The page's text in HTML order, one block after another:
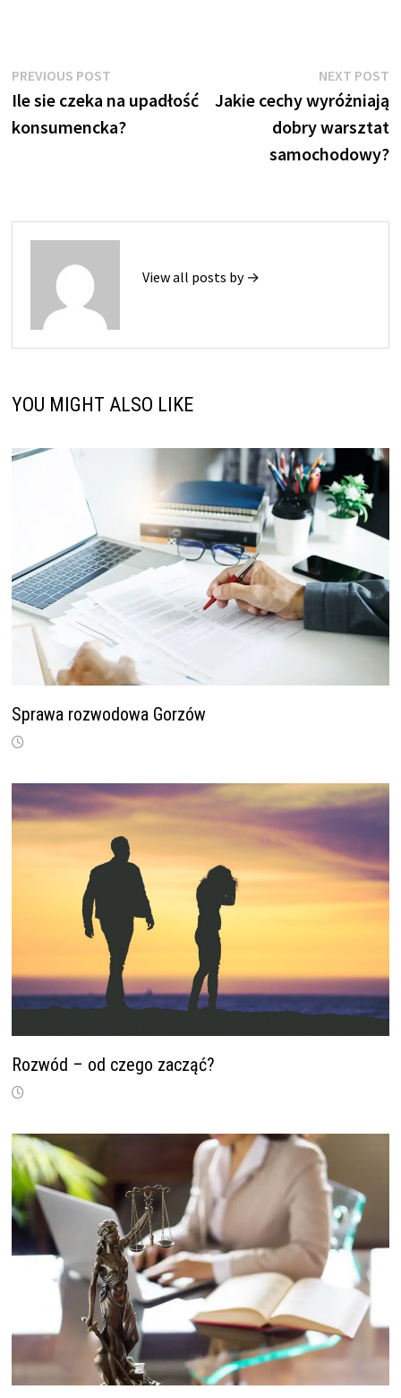
Nawigacja
wpisu
PREVIOUS POSTPrevious
post:
Ile sie czeka na upadłość
konsumencka?
NEXT POST
Jakie cechy wyróżniają
dobry warsztat
samochodowy?
View all posts by →
YOU MIGHT ALSO LIKE
Sprawa rozwodowa Gorzów
Rozwód – od czego zacząć?